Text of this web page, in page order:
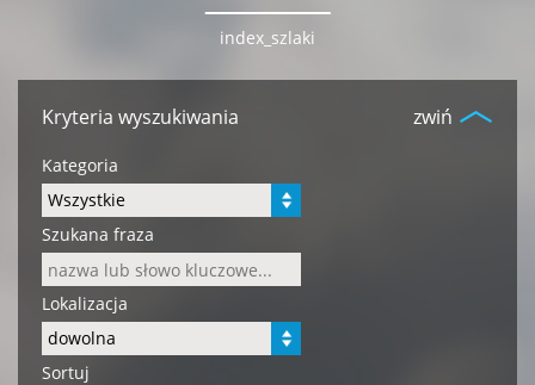
index_szlaki
zwiń
Kryteria wyszukiwania
Kategoria
Szukana fraza
Lokalizacja
Sortuj